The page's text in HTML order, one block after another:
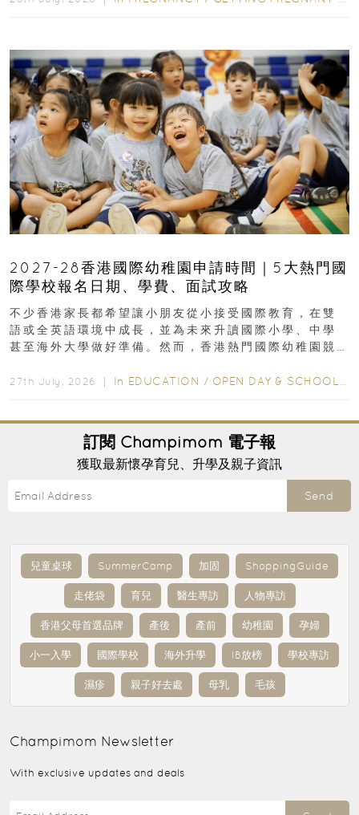
2027-28香港國際幼稚園申請時間｜5大熱門國
際學校報名日期、學費、面試攻略
不少香港家長都希望讓小朋友從小接受國際教育，在雙
語或全英語環境中成長，並為未來升讀國際小學、中學
甚至海外大學做好準備。然而，香港熱門國際幼稚園競
27th July, 2026 ｜ In EDUCATION / OPEN DAY & SCHOOL EVENTS
訂閱 Champimom 電子報
獲取最新懷孕育兒、升學及親子資訊
Send
兒童桌球 SummerCamp 加固 ShoppingGuide
走佬袋 育兒 醫生專訪 人物專訪
香港父母首選品牌 產後 產前 幼稚園 孕婦
小一入學 國際學校 海外升學 IB放榜 學校專訪
濕疹 親子好去處 母乳 毛孩
Champimom Newsletter
With exclusive updates and deals